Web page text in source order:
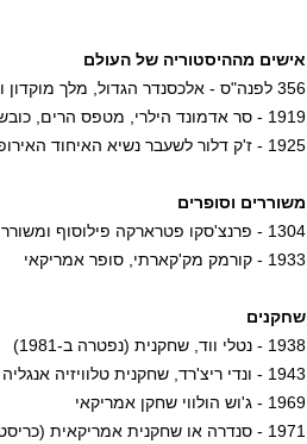
אישים מההיסטוריה של העולם
356 לפנה"ס - אלכסנדר הגדול, מלך מוקדון וכובש האימפריה הפרסית (מת ב-323 לפנה"ס)
1919 - סר אדמונד הילרי, מטפס הרים, כובש האוורסט (נפטר ב-2008)
1925 - ז'ק דלור לשעבר נשיא האיחוד האירופי
משוררים וסופרים
1304 - פרנצ'סקו פטרארקה פילוסוף ומשורר איטלקי (נפטר ב-1374)
1933 - קורמק מק'קארתי, סופר אמריקאי
שחקנים
1938 - נטלי ווד, שחקנית (נפטרה ב-1981)
1943 - ונדי ריצ'רד, שחקנית טלוויזיה אנגליה (נפטרה ב-2009)
1969 - ג'וש הולווי שחקן אמריקאי
1971 - סנדרה או שחקנית אמריקאית (כריסטינה, האנטומיה של גריי)